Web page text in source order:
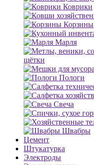
Коврики
Корзины
Марля
щётки
Пологи
Свеча
Швабры
Цемент
Штукатурка
Электроды